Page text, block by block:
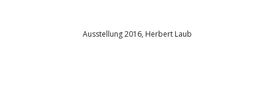
Ausstellung 2016, Herbert Laub